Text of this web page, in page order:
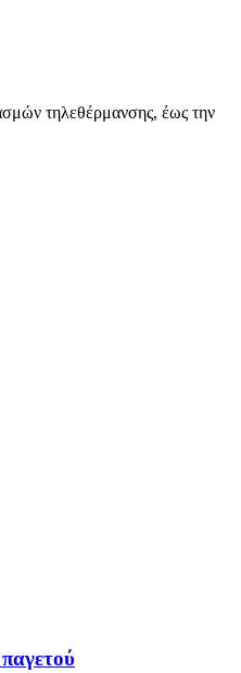
τηλεθέρμανσης, έως την